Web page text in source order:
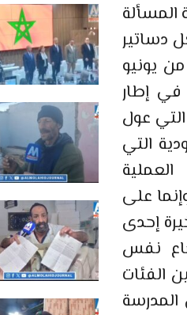
دساتير
دستور الفاتح من يونيو
في إطار
عول
التي
على
إحدى
نفس
الفئات